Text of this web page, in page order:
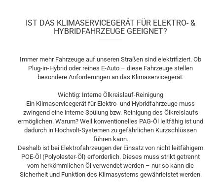
IST DAS KLIMASERVICEGERÄT FÜR ELEKTRO- &
HYBRIDFAHRZEUGE GEEIGNET?
Immer mehr Fahrzeuge auf unseren Straßen sind elektrifiziert. Ob
Plug-in-Hybrid oder reines E-Auto – diese Fahrzeuge stellen
besondere Anforderungen an das Klimaservicegerät:
Wichtig: Interne Ölkreislauf-Reinigung
Ein Klimaservicegerät für Elektro- und Hybridfahrzeuge muss
zwingend eine interne Spülung bzw. Reinigung des Ölkreislaufs
ermöglichen. Warum? Weil konventionelles PAG-Öl leitfähig ist und
dadurch in Hochvolt-Systemen zu gefährlichen Kurzschlüssen
führen kann.
Deshalb ist bei Elektrofahrzeugen der Einsatz von nicht leitfähigem
POE-Öl (Polyolester-Öl) erforderlich. Dieses muss strikt getrennt
vom herkömmlichen Öl verwendet werden – nur so kann die
Sicherheit und Funktion des Klimasystems gewährleistet werden.